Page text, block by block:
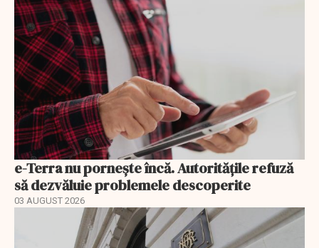
e-Terra nu pornește încă. Autoritățile refuză
să dezvăluie problemele descoperite
03 AUGUST 2026